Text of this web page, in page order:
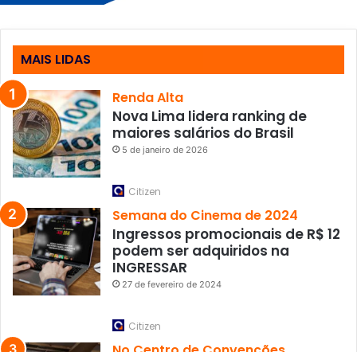
MAIS LIDAS
Renda Alta
Nova Lima lidera ranking de
maiores salários do Brasil
5 de janeiro de 2026
Citizen
Semana do Cinema de 2024
Ingressos promocionais de R$ 12
podem ser adquiridos na
INGRESSAR
27 de fevereiro de 2024
Citizen